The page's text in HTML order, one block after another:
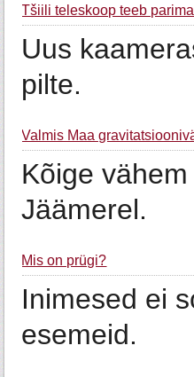
Tšiili teleskoop teeb
Uus
pilte.
Valmis Maa
Kõige
Jäämerel.
Mis on prügi?
Inimesed ei
esemeid.